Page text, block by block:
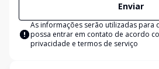
Enviar
As informações serão utilizadas para
possa entrar em contato de acordo
privacidade e termos de serviço